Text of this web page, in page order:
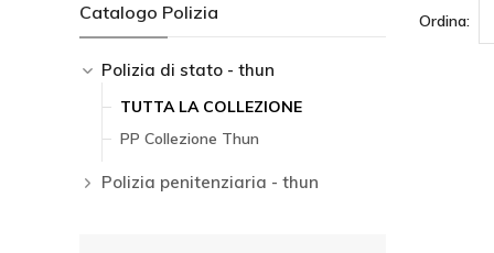
Catalogo Polizia
Polizia di stato - thun
TUTTA LA COLLEZIONE
PP Collezione Thun
Polizia penitenziaria - thun
Ordina: